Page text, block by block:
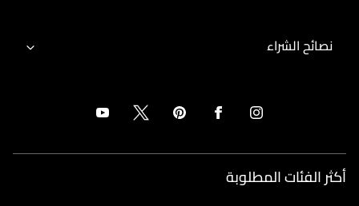
نصائح الشراء
أكثر الفئات المطلوبة